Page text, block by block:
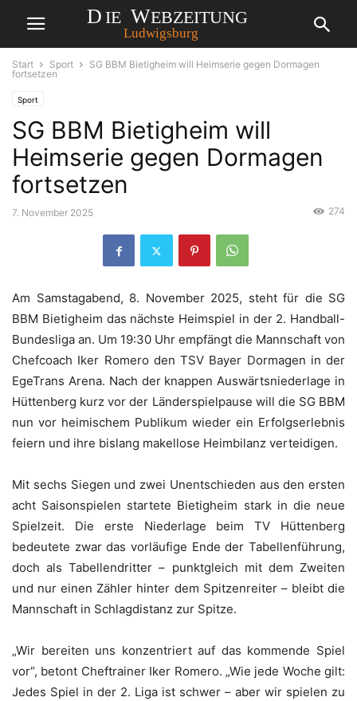
Start Sport
SG BBM Bietigheim will Heimserie gegen Dormagen
fortsetzen
Sport
SG BBM Bietigheim will
Heimserie gegen Dormagen
fortsetzen
7. November 2025 274
Am Samstagabend, 8. November 2025, steht für die SG
BBM Bietigheim das nächste Heimspiel in der 2. Handball-
Bundesliga an. Um 19:30 Uhr empfängt die Mannschaft von
Chefcoach Iker Romero den TSV Bayer Dormagen in der
EgeTrans Arena. Nach der knappen Auswärtsniederlage in
Hüttenberg kurz vor der Länderspielpause will die SG BBM
nun vor heimischem Publikum wieder ein Erfolgserlebnis
feiern und ihre bislang makellose Heimbilanz verteidigen.
Mit sechs Siegen und zwei Unentschieden aus den ersten
acht Saisonspielen startete Bietigheim stark in die neue
Spielzeit. Die erste Niederlage beim TV Hüttenberg
bedeutete zwar das vorläufige Ende der Tabellenführung,
doch als Tabellendritter – punktgleich mit dem Zweiten
und nur einen Zähler hinter dem Spitzenreiter – bleibt die
Mannschaft in Schlagdistanz zur Spitze.
„Wir bereiten uns konzentriert auf das kommende Spiel
vor“, betont Cheftrainer Iker Romero. „Wie jede Woche gilt:
Jedes Spiel in der 2. Liga ist schwer – aber wir spielen zu